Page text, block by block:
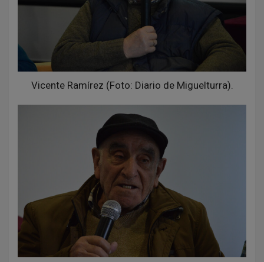
Vicente Ramírez (Foto: Diario de Miguelturra).